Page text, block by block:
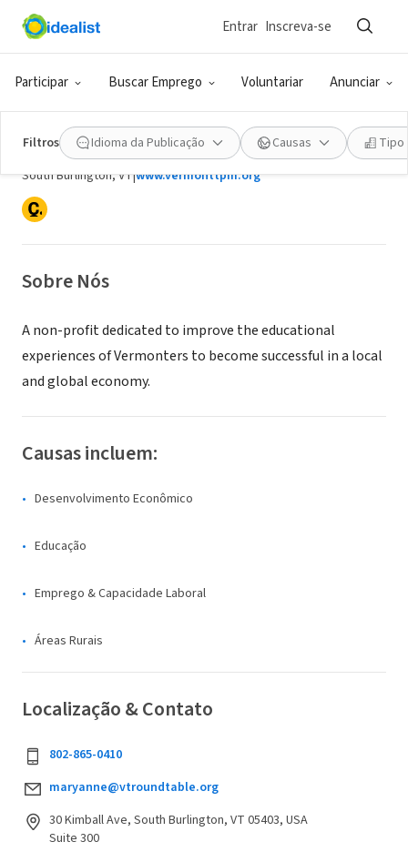
Participar Buscar Emprego Voluntariar Anunciar
Entrar Inscreva-se
Filtros Idioma da Publicação Causas Tipo
VBR Research and Education
Foundation, Inc.
South Burlington, VT|www.vermonttpm.org
Sobre Nós
A non-profit dedicated to improve the educational
experiences of Vermonters to become successful in a local
and global economy.
Causas incluem:
Desenvolvimento Econômico
Educação
Emprego & Capacidade Laboral
Áreas Rurais
Localização & Contato
802-865-0410
maryanne@vtroundtable.org
30 Kimball Ave, South Burlington, VT 05403, USA
Suite 300